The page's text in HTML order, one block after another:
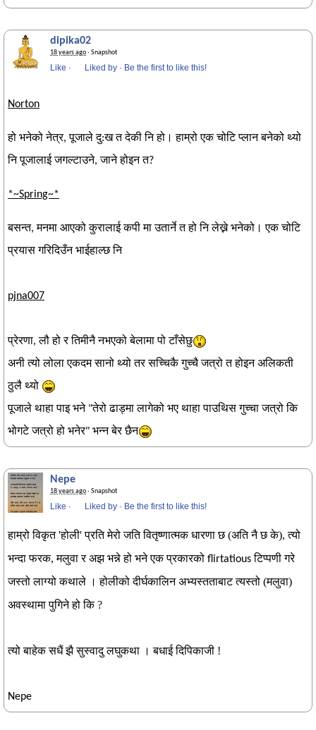
dipika02
18 years ago· Snapshot
Like · Liked by · Be the first to like this!
Norton
हो भनेको नेत्र, पूजाले दु:ख त देकी नि हो। हाम्रो एक चोटि प्लान बनेको थ्यो
नि पूजालाई जगल्टाउने, जाने होइन त?
*~Spring~*
बसन्त, मनमा आएको कुरालाई कपी मा उतार्ने त हो नि लेख्ने भनेको। एक चोटि
प्रयास गरिदिउँन भाईहाल्छ नि
pjna007
प्रेरणा, लौ हो र तिमीनै नभएको बेलामा पो टाँसेछु
अनी त्यो लोला एकदम सानो थ्यो तर सच्चिकै गुच्चै जत्रो त होइन अलिकती
ठुलै थ्यो
पूजाले थाहा पाइ भने "तेरो ढाड्मा लागेको भए थाहा पाउथिस गुच्चा जत्रो कि
भोगटे जत्रो हो भनेर" भन्न बेर छैन
Nepe
18 years ago· Snapshot
Like · Liked by · Be the first to like this!
हाम्रो विकृत 'होली' प्रति मेरो जति वितृष्णात्मक धारणा छ (अति नै छ के), त्यो
भन्दा फरक, मलुवा र अझ भन्ने हो भने एक प्रकारको flirtatiousटिप्पणी गरे
जस्तो लाग्यो कथाले । होलीको दीर्घकालिन अभ्यस्तताबाट त्यस्तो (मलुवा)
अवस्थामा पुगिने हो कि ?
त्यो बाहेक सधैं झै सुस्वादु लघुकथा । बधाई दिपिकाजी !
Nepe